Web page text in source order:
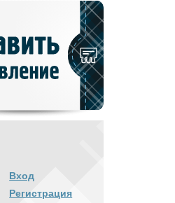
Вход
Регистрация